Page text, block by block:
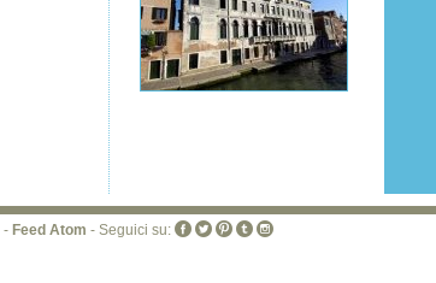
- Feed Atom - Seguici su: